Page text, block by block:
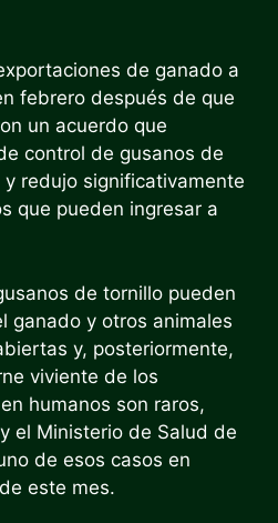
de ganado a
febrero después de que
un acuerdo que
control de gusanos de
redujo significativamente
que pueden ingresar a
de tornillo pueden
ganado y otros animales
y, posteriormente,
viviente de los
humanos son raros,
el Ministerio de Salud de
de esos casos en
este mes.